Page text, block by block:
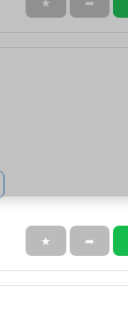
★ ➦
★ ➦